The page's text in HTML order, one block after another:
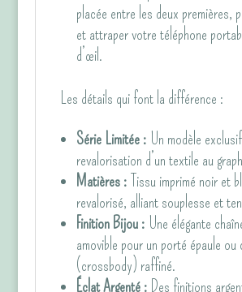
placée entre les deux premières,
et attraper votre téléphone
d’œil.
Les détails qui font la différence :
Série Limitée : Un modèle
revalorisation d’un textile au
Matières : Tissu imprimé noir et
revalorisé, alliant souplesse et
Finition Bijou : Une élégante
amovible pour un porté épaule ou
(crossbody) raffiné.
Éclat Argenté : Des finitions